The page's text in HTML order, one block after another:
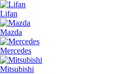
Lifan
Mazda
Mercedes
Mitsubishi